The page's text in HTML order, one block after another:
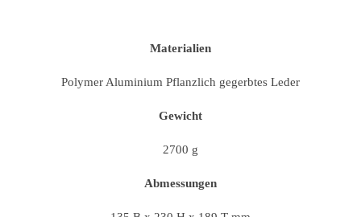
Materialien
Polymer Aluminium Pflanzlich gegerbtes Leder
Gewicht
2700 g
Abmessungen